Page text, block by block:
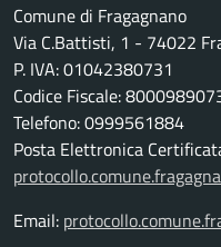
Comune di Fragagnano
Via C.Battisti, 1 - 74022
P. IVA: 01042380731
Codice Fiscale:
Telefono: 0999561884
Posta Elettronica
Email: